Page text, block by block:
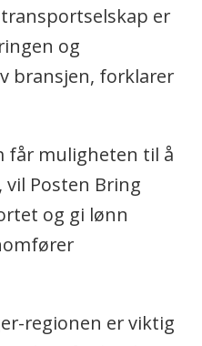
vil få
på
Bring
utdanning.
en videre
i egen regi, for å
i
ikke er regulert.
AS er Norges
og over 1600
er
og
bransjen, forklarer
får muligheten til å
Posten Bring
og gi lønn
regionen er viktig